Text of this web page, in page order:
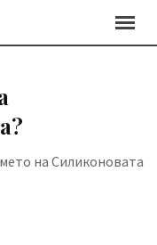
на Силиконовата